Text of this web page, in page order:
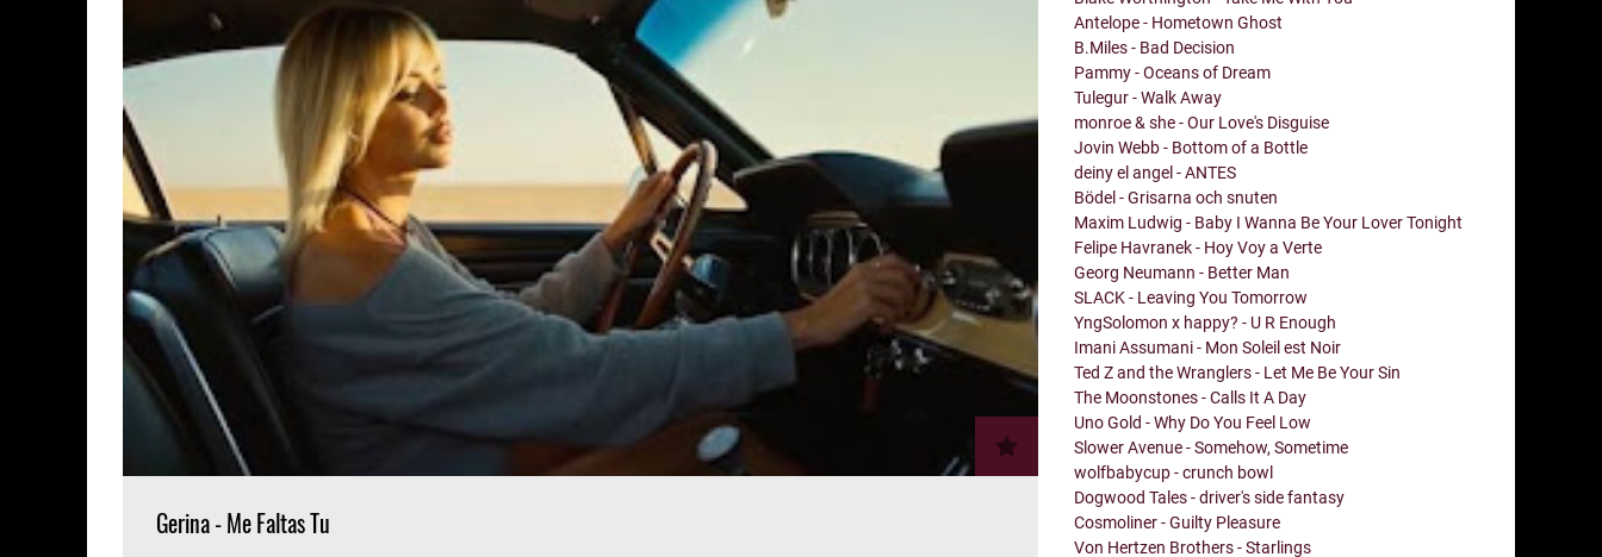
Gerina - Me Faltas Tu
Antelope - Hometown Ghost
B.Miles - Bad Decision
Pammy - Oceans of Dream
Tulegur - Walk Away
monroe & she - Our Love's Disguise
Jovin Webb - Bottom of a Bottle
deiny el angel - ANTES
Bödel - Grisarna och snuten
Maxim Ludwig - Baby I Wanna Be Your Lover Tonight
Felipe Havranek - Hoy Voy a Verte
Georg Neumann - Better Man
SLACK - Leaving You Tomorrow
YngSolomon x happy? - U R Enough
Imani Assumani - Mon Soleil est Noir
Ted Z and the Wranglers - Let Me Be Your Sin
The Moonstones - Calls It A Day
Uno Gold - Why Do You Feel Low
Slower Avenue - Somehow, Sometime
wolfbabycup - crunch bowl
Dogwood Tales - driver's side fantasy
Cosmoliner - Guilty Pleasure
Von Hertzen Brothers - Starlings